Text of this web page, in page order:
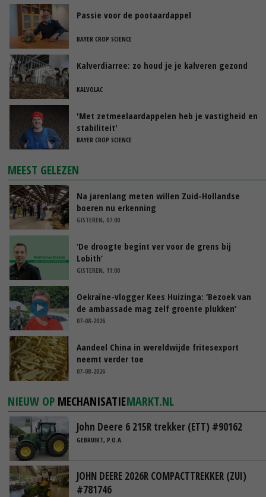
Passie voor de pootaardappel
BAYER CROP SCIENCE
Kalverdiarree: zo houd je je kalveren gezond
KALVOLAC
'Met zetmeelaardappelen heb je vastigheid en
stabiliteit'
BAYER CROP SCIENCE
MEEST GELEZEN
Na jarenlang meten willen Zuid-Hollandse
boeren nu erkenning
GISTEREN, 07:00
‘De droogte begint ver voor de grens bij
Lobith’
GISTEREN, 11:00
Oekraïne-vlogger Kees Huizinga: ‘Bezoek van
de ambassade mag zelf groente plukken’
07-08-2026
Aandeel China in wereldwijde fritesexport
neemt verder toe
07-08-2026
NIEUW OP MECHANISATIEMARKT.NL
John Deere 6 215R trekker (ETT) #90162
GEBRUIKT, P.O.A.
JOHN DEERE 2026R COMPACTTREKKER (ZUI)
#781746